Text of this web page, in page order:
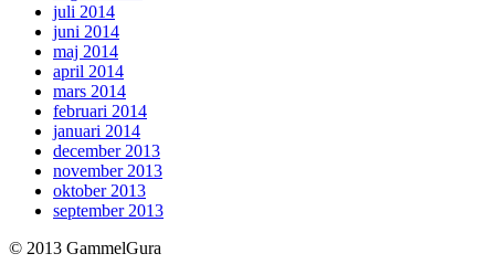
juli 2014
juni 2014
maj 2014
april 2014
mars 2014
februari 2014
januari 2014
december 2013
november 2013
oktober 2013
september 2013
© 2013 GammelGura